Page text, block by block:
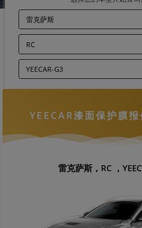
YEECAR漆面保护膜
雷克萨斯，RC ，